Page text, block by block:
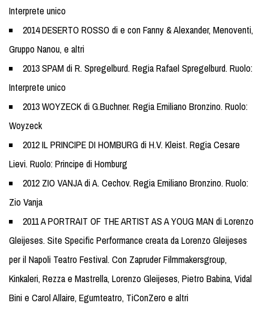
Interprete unico
2014 DESERTO ROSSO di e con Fanny & Alexander, Menoventi,
Gruppo Nanou, e altri
2013 SPAM di R. Spregelburd. Regia Rafael Spregelburd. Ruolo:
Interprete unico
2013 WOYZECK di G.Buchner. Regia Emiliano Bronzino. Ruolo:
Woyzeck
2012 IL PRINCIPE DI HOMBURG di H.V. Kleist. Regia Cesare
Lievi. Ruolo: Principe di Homburg
2012 ZIO VANJA di A. Cechov. Regia Emiliano Bronzino. Ruolo:
Zio Vanja
2011 A PORTRAIT OF THE ARTIST AS A YOUG MAN di Lorenzo
Gleijeses. Site Specific Performance creata da Lorenzo Gleijeses
per il Napoli Teatro Festival. Con Zapruder Filmmakersgroup,
Kinkaleri, Rezza e Mastrella, Lorenzo Gleijeses, Pietro Babina, Vidal
Bini e Carol Allaire, Egumteatro, TiConZero e altri